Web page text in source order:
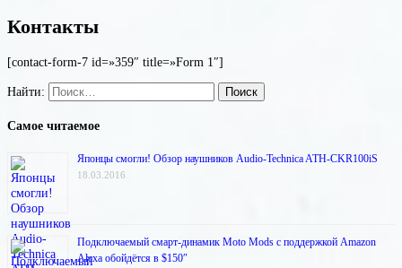
Контакты
[contact-form-7 id=»359″ title=»Form 1″]
Найти:
Самое читаемое
Японцы смогли! Обзор наушников Audio-Technica ATH-CKR100iS
18.03.2016
Подключаемый смарт-динамик Moto Mods с поддержкой Amazon
Alexa обойдётся в $150″